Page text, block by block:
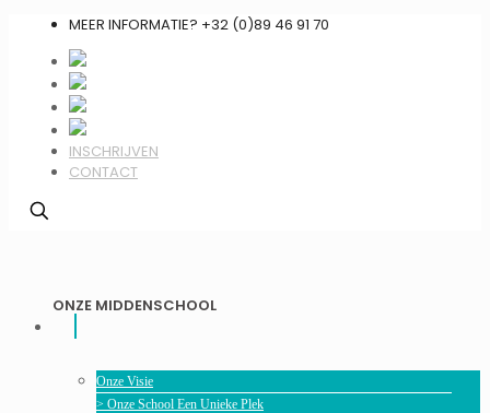
MEER INFORMATIE? +32 (0)89 46 91 70
INSCHRIJVEN
CONTACT
ONZE MIDDENSCHOOL
Onze Visie
> Onze School Een Unieke Plek